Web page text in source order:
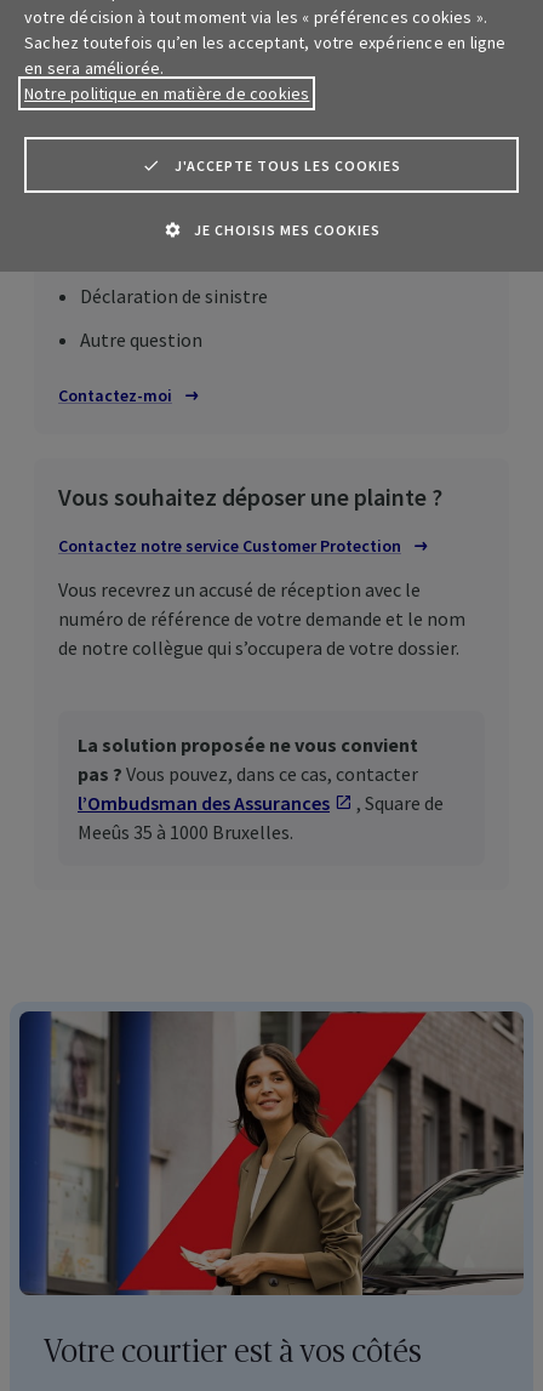
meilleurs délais.
Nous sommes là pour vous aider, quel que soit
Déclaration de sinistre
Autre question
Contactez-moi
Vous souhaitez déposer une plainte ?
Contactez notre service Customer Protection
Vous recevrez un accusé de réception avec le
numéro de référence de votre demande et le nom
de notre collègue qui s’occupera de votre dossier.
La solution proposée ne vous convient
pas ? Vous pouvez, dans ce cas, contacter
l’Ombudsman des Assurances
S'ouvre dans un
, Square de
Meeûs 35 à 1000 Bruxelles.
Votre courtier est à vos côtés
votre décision à tout moment via les « préférences cookies ».
Sachez toutefois qu’en les acceptant, votre expérience en ligne
en sera améliorée.
Notre politique en matière de cookies
J'ACCEPTE TOUS LES COOKIES
JE CHOISIS MES COOKIES